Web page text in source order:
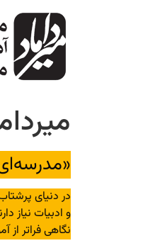
در دنیای
و ادبیات نیاز
نگاهی فراتر